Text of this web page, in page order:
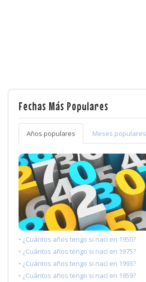
Fechas Más Populares
Años populares Meses populares
• ¿Cuántos años tengo si nací en 1950?
• ¿Cuántos años tengo si nací en 1975?
• ¿Cuántos años tengo si nací en 1993?
• ¿Cuántos años tengo si nací en 1959?